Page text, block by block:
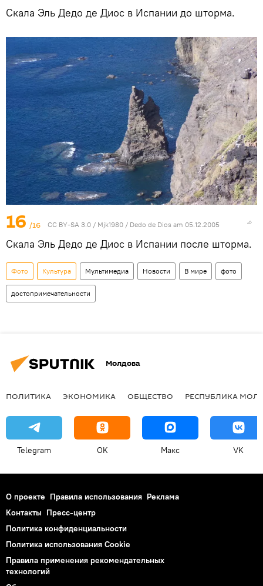
Скала Эль Дедо де Диос в Испании до шторма.
16 /16 CC BY-SA 3.0 / Mjk1980 / Dedo de Dios am 05.12.2005
Скала Эль Дедо де Диос в Испании после шторма.
Фото Культура Мультимедиа Новости В мире фото
достопримечательности
Молдова
ПОЛИТИКА ЭКОНОМИКА ОБЩЕСТВО РЕСПУБЛИКА
Telegram OK Макс VK
О проекте Правила использования Реклама
Контакты Пресс-центр
Политика конфиденциальности
Политика использования Cookie
Правила применения рекомендательных
технологий